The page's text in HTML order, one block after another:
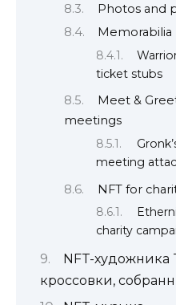
Photos and
Memorabilia
ticket stubs
Meet &
meetings
meeting
NFT for
charity
NFT-художника
кроссовки,